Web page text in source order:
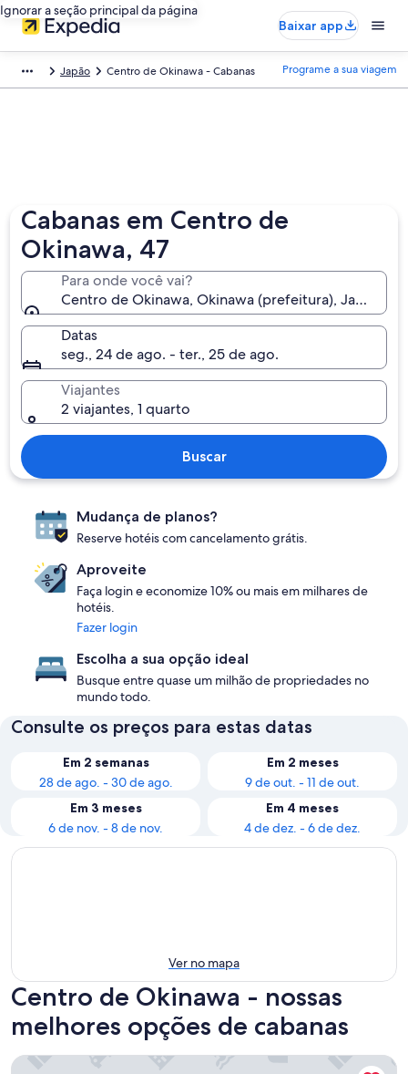
Ignorar a seção principal da página
Baixar app
Japão Centro de Okinawa - Cabanas Programe a sua viagem
Cabanas em Centro de
Okinawa, 47
Para onde você vai?
Centro de Okinawa, Okinawa (prefeitura), Japão
Datas
seg., 24 de ago. - ter., 25 de ago.
Viajantes
2 viajantes, 1 quarto
Buscar
Mudança de planos?
Reserve hotéis com cancelamento grátis.
Aproveite
Faça login e economize 10% ou mais em milhares de
hotéis.
Fazer login
Escolha a sua opção ideal
Busque entre quase um milhão de propriedades no
mundo todo.
Consulte os preços para estas datas
Em 2 semanas
28 de ago. - 30 de ago.
Em 2 meses
9 de out. - 11 de out.
Em 3 meses
6 de nov. - 8 de nov.
Em 4 meses
4 de dez. - 6 de dez.
Ver no mapa
Centro de Okinawa - nossas
melhores opções de cabanas
Villa SACHIBARU